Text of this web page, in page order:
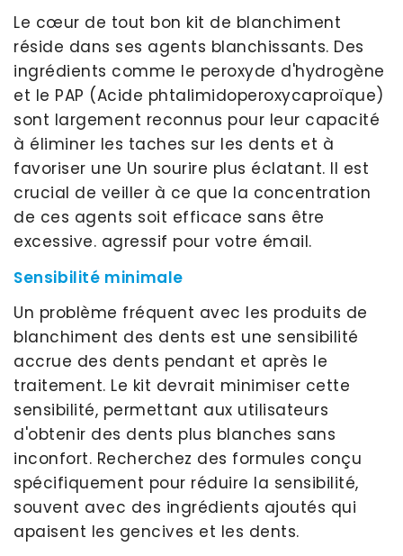
Le cœur de tout bon kit de blanchiment
réside dans ses agents blanchissants. Des
ingrédients comme le peroxyde d'hydrogène
et le PAP (Acide phtalimidoperoxycaproïque)
sont largement reconnus pour leur capacité
à éliminer les taches sur les dents et à
favoriser une Un sourire plus éclatant. Il est
crucial de veiller à ce que la concentration
de ces agents soit efficace sans être
excessive. agressif pour votre émail.
Sensibilité minimale
Un problème fréquent avec les produits de
blanchiment des dents est une sensibilité
accrue des dents pendant et après le
traitement. Le kit devrait minimiser cette
sensibilité, permettant aux utilisateurs
d'obtenir des dents plus blanches sans
inconfort. Recherchez des formules conçu
spécifiquement pour réduire la sensibilité,
souvent avec des ingrédients ajoutés qui
apaisent les gencives et les dents.